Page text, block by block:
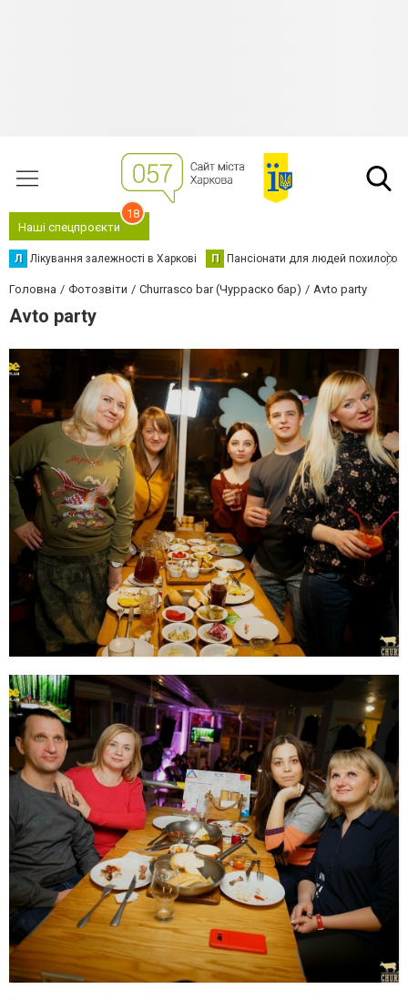
Наші спецпроєкти
18
Л Лікування залежності в Харкові П Пансіонати для людей похилого
Головна Фотозвіти Churrasco bar (Чурраско бар) Avto party
Avto party